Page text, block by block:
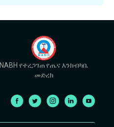
NABH የተረጋገጠ የጤና እንክብካቤ
መድረክ